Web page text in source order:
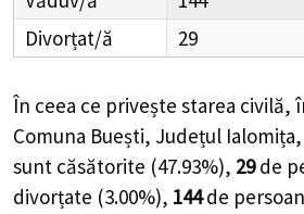
438 de persoane sunt necasătorite (
Distribuția Populației
Analiza distribuției populației după
imagine complexă asupra